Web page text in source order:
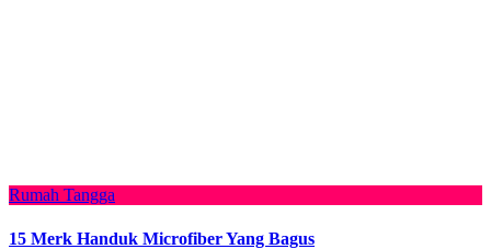
Rumah Tangga
15 Merk Handuk Microfiber Yang Bagus